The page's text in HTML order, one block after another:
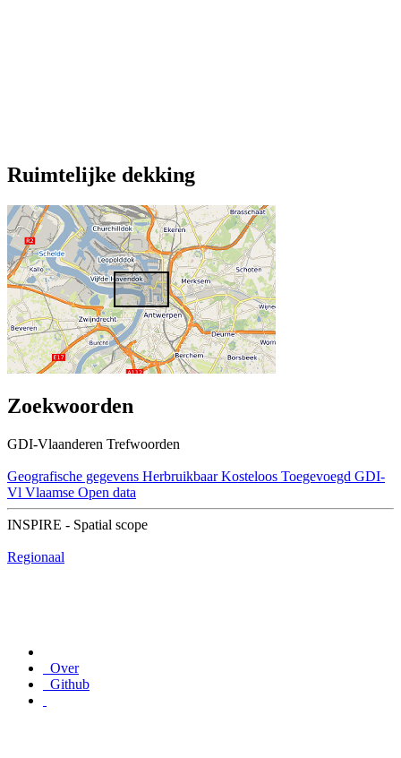
Ruimtelijke dekking
Zoekwoorden
GDI-Vlaanderen Trefwoorden
Geografische gegevens Herbruikbaar Kosteloos Toegevoegd GDI-
Vl Vlaamse Open data
INSPIRE - Spatial scope
Regionaal
Over
Github